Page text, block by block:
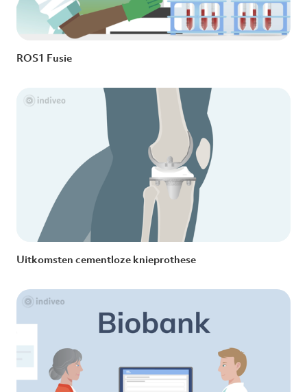
ROS1 Fusie
Uitkomsten cementloze knieprothese